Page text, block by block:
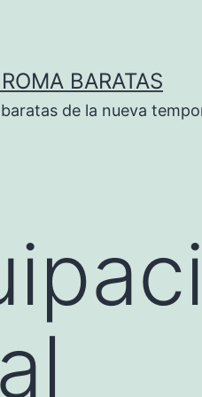
BARATAS
de la nueva